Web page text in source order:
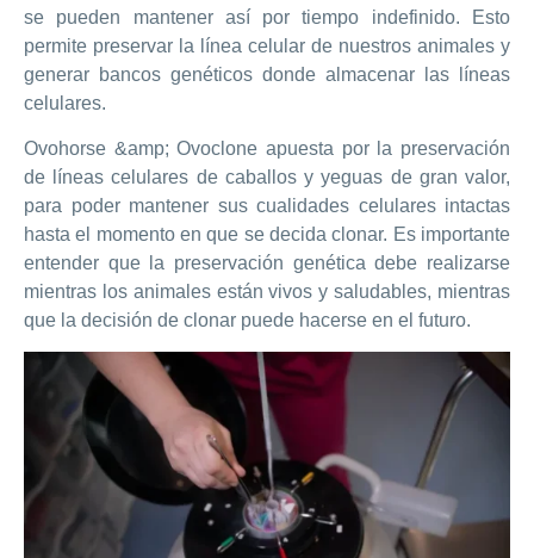
se pueden mantener así por tiempo indefinido. Esto
permite preservar la línea celular de nuestros animales y
generar bancos genéticos donde almacenar las líneas
celulares.
Ovohorse &amp; Ovoclone apuesta por la preservación
de líneas celulares de caballos y yeguas de gran valor,
para poder mantener sus cualidades celulares intactas
hasta el momento en que se decida clonar. Es importante
entender que la preservación genética debe realizarse
mientras los animales están vivos y saludables, mientras
que la decisión de clonar puede hacerse en el futuro.